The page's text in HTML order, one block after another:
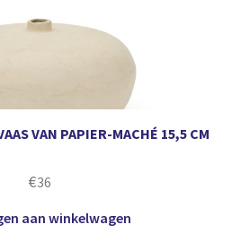
VAN PAPIER-MACHÉ 15,5 CM
€36
aan winkelwagen